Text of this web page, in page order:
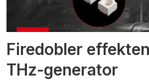
Firedobler
THz-generator